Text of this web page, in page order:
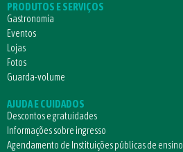
PRODUTOS E SERVIÇOS
Gastronomia
Eventos
Lojas
Fotos
Guarda-volume
AJUDA E CUIDADOS
Descontos e gratuidades
Informações sobre ingresso
Agendamento de Instituições públicas de ensino